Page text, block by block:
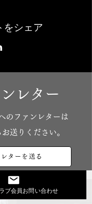
をシェア
レター
のファンレターは
送りください。
ターを送る
シャルサイト
ブ会員お問い合わせ